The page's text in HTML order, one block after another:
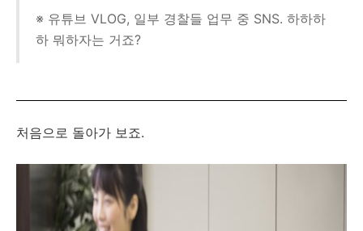
※ 유튜브 VLOG, 일부 경찰들 업무 중 SNS. 하하하
하 뭐하자는 거죠?
처음으로 돌아가 보죠.